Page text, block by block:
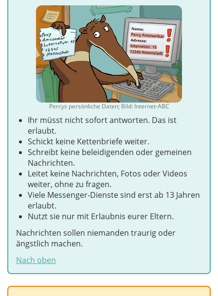
Percys persönliche Daten; Bild: Internet-ABC
Ihr müsst nicht sofort antworten. Das ist
erlaubt.
Schickt keine Kettenbriefe weiter.
Schreibt keine beleidigenden oder gemeinen
Nachrichten.
Leitet keine Nachrichten, Fotos oder Videos
weiter, ohne zu fragen.
Viele Messenger‑Dienste sind erst ab 13 Jahren
erlaubt.
Nutzt sie nur mit Erlaubnis eurer Eltern.
Nachrichten sollen niemanden traurig oder
ängstlich machen.
Nach oben